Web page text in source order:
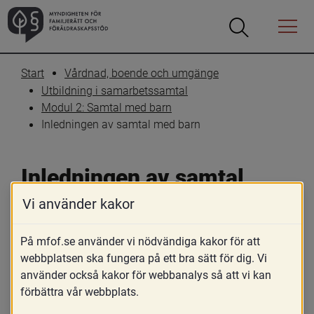
Öppna
Öppna
Menyn
Start
Vårdnad, boende och umgänge
Utbildning i samarbetssamtal
Modul 2: Samtal med barn
Inledningen av samtal med barn
Inledningen av samtal
med barn
Skriv ut Dela
Denna del handlar om att lägga en grund
för tonen för samtalet. Här tydliggör
Vi använder kakor
På mfof.se använder vi nödvändiga kakor för att
webbplatsen ska fungera på ett bra sätt för dig. Vi
använder också kakor för webbanalys så att vi kan
förbättra vår webbplats.